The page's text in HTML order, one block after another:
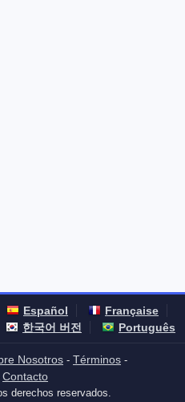
Español
Française
한국어 버전 Português
Nosotros - Términos -
Contacto
derechos reservados.